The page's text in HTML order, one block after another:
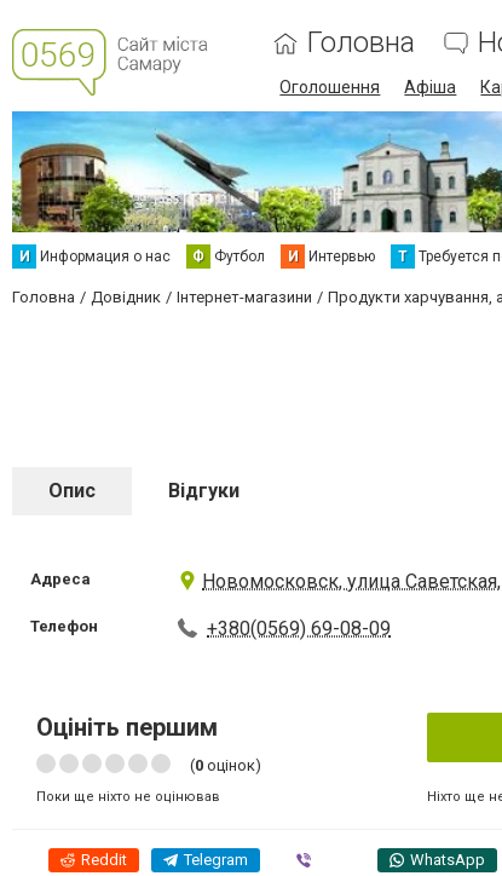
Головна
Оголошення Афіша
И Информация о нас Ф Футбол И Интервью Т Требуется
Головна Довідник Інтернет-магазини Продукти харчування,
Опис Відгуки
Адреса Новомосковск, улица
Телефон +380(0569) 69-08-09
Оцініть першим
(0 оцінок)
Поки ще ніхто не оцінював Ніхто ще
Reddit Telegram WhatsApp